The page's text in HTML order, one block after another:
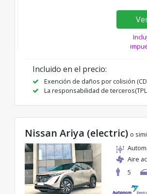
Incluido en el precio:
Exención de daños por colisión
La responsabilidad de
Nissan Ariya (electric) o
Aire
5